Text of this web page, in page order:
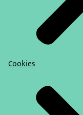
Cookies